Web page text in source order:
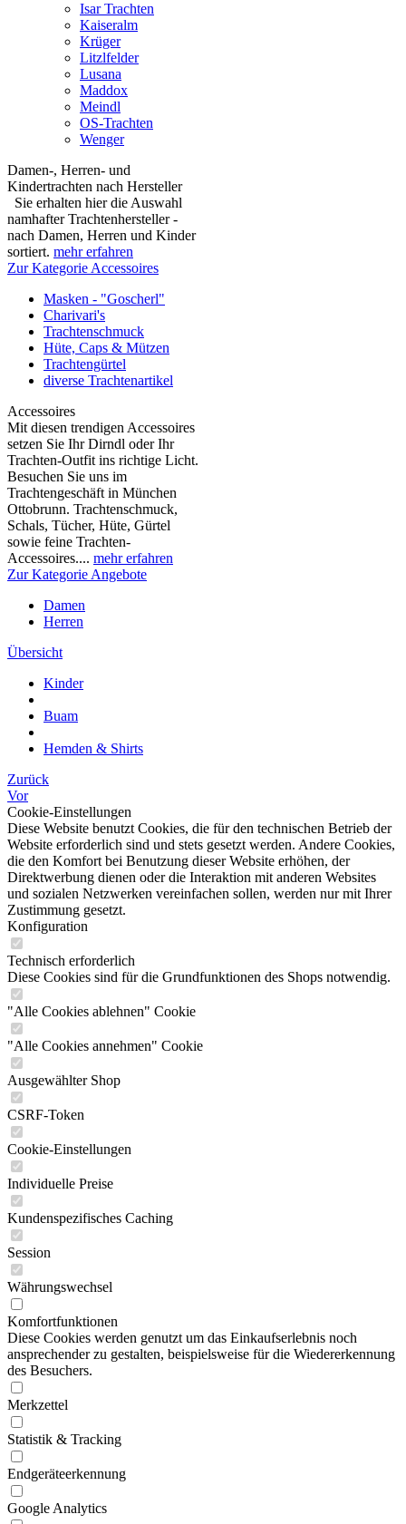
Isar Trachten
Kaiseralm
Krüger
Litzlfelder
Lusana
Maddox
Meindl
OS-Trachten
Wenger
Damen-, Herren- und
Kindertrachten nach Hersteller
Sie erhalten hier die Auswahl
namhafter Trachtenhersteller -
nach Damen, Herren und Kinder
sortiert. mehr erfahren
Zur Kategorie Accessoires
Masken - "Goscherl"
Charivari's
Trachtenschmuck
Hüte, Caps & Mützen
Trachtengürtel
diverse Trachtenartikel
Accessoires
Mit diesen trendigen Accessoires
setzen Sie Ihr Dirndl oder Ihr
Trachten-Outfit ins richtige Licht.
Besuchen Sie uns im
Trachtengeschäft in München
Ottobrunn. Trachtenschmuck,
Schals, Tücher, Hüte, Gürtel
sowie feine Trachten-
Accessoires.... mehr erfahren
Zur Kategorie Angebote
Damen
Herren
Übersicht
Kinder
Buam
Hemden & Shirts
Zurück
Vor
Cookie-Einstellungen
Diese Website benutzt Cookies, die für den technischen Betrieb der
Website erforderlich sind und stets gesetzt werden. Andere Cookies,
die den Komfort bei Benutzung dieser Website erhöhen, der
Direktwerbung dienen oder die Interaktion mit anderen Websites
und sozialen Netzwerken vereinfachen sollen, werden nur mit Ihrer
Zustimmung gesetzt.
Konfiguration
Technisch erforderlich
Diese Cookies sind für die Grundfunktionen des Shops notwendig.
"Alle Cookies ablehnen" Cookie
"Alle Cookies annehmen" Cookie
Ausgewählter Shop
CSRF-Token
Cookie-Einstellungen
Individuelle Preise
Kundenspezifisches Caching
Session
Währungswechsel
Komfortfunktionen
Diese Cookies werden genutzt um das Einkaufserlebnis noch
ansprechender zu gestalten, beispielsweise für die Wiedererkennung
des Besuchers.
Merkzettel
Statistik & Tracking
Endgeräteerkennung
Google Analytics